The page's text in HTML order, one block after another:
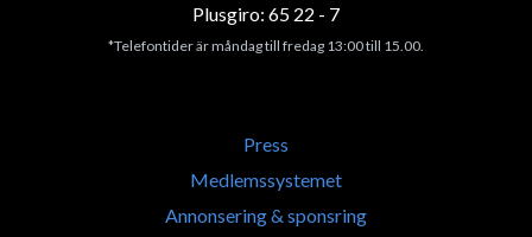
Plusgiro: 65 22 - 7
*Telefontider är måndag till fredag 13:00 till 15.00.
Press
Medlemssystemet
Annonsering & sponsring